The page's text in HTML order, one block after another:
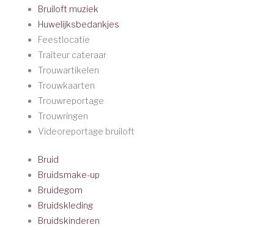
Bruiloft muziek
Huwelijksbedankjes
Feestlocatie
Traiteur cateraar
Trouwartikelen
Trouwkaarten
Trouwreportage
Trouwringen
Videoreportage bruiloft
Bruid
Bruidsmake-up
Bruidegom
Bruidskleding
Bruidskinderen